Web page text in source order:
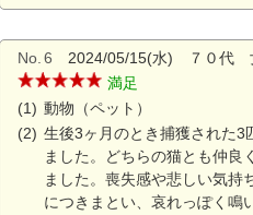
No. 6 2024/05/15(水) ７０代
満足
(1) 動物（ペット）
(2) 生後3ヶ月のとき捕獲された3
ました。どちらの猫とも仲良
ました。喪失感や悲しい気持
につきまとい、哀れっぽく鳴